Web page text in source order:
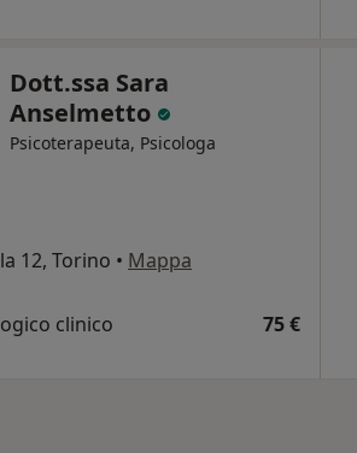
Dott.ssa Sara
Anselmetto
Psicoterapeuta, Psicologa
12, Torino • Mappa
clinico 75 €